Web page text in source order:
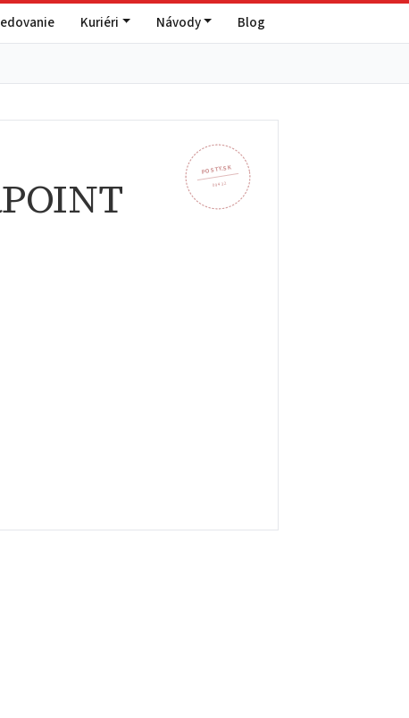
Kuriéri Návody Blog
POSTY.SK
094 32